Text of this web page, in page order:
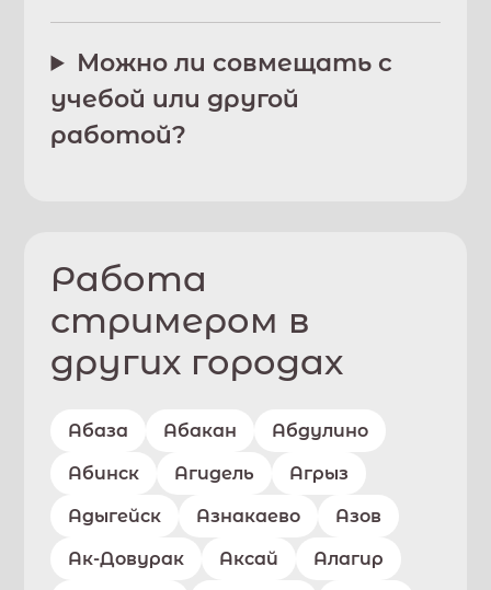
Можно ли совмещать с
учебой или другой
работой?
Работа
стримером в
других городах
Абаза Абакан Абдулино
Абинск Агидель Агрыз
Адыгейск Азнакаево Азов
Ак-Довурак Аксай Алагир